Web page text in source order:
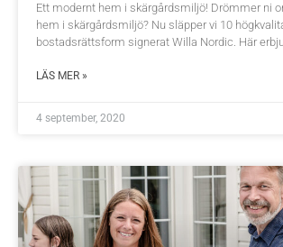
Ett modernt hem i skärgårdsmiljö! Drömmer ni
hem i skärgårdsmiljö? Nu släpper vi 10
bostadsrättsform signerat Willa Nordic. Här
LÄS MER »
4 september, 2020